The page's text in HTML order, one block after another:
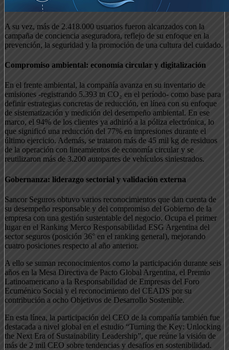
A su vez, más de 2.418.000 usuarios fueron alcanzados con la
campaña de conciencia aseguradora, reflejo de su enfoque en la
prevención, la seguridad y la promoción de una cultura del cuidado.
Compromiso ambiental: economía circular y digitalización
En el frente ambiental, la compañía avanza en su inventario de
emisiones -registrando 5.393 tn CO₂ en el período- como base para
definir estrategias concretas de reducción, en línea con su enfoque
de sistematización y medición del desempeño ambiental. En ese
marco, el 94% de los clientes ya adhirió a la póliza electrónica, lo
que significó una reducción del 77% en impresiones durante el
último ejercicio. Además, se trataron más de 45 mil kg de residuos
de la operación con lineamientos de economía circular y se
reutilizaron más de 3.200 autopartes de vehículos siniestrados.
Gobernanza: liderazgo sectorial y validación externa
Sancor Seguros obtuvo varios reconocimientos que dan cuenta de
su desempeño responsable y del compromiso del Gobierno de la
empresa con una gestión sustentable del negocio. Ocupa el primer
lugar en el Ranking Merco Responsabilidad ESG Argentina del
sector seguros (posición 36° en el ranking general), mejorando
cuatro posiciones respecto al año anterior.
A ello se suman reconocimientos como la participación durante seis
años en la Mesa Directiva de Pacto Global Argentina, el Premio
Latinoamericano a la Responsabilidad de Empresas del Foro
Ecuménico Social y el reconocimiento del CEADS por su
contribución a ocho Objetivos de Desarrollo Sostenible.
En esta línea, la participación del CEO de la compañía también fue
destacada a nivel global en el estudio “Turning the Key: Unlocking
the Next Era of Sustainability Leadership”, que reúne la visión de
más de 2 mil CEO sobre tendencias y desafíos en sostenibilidad.